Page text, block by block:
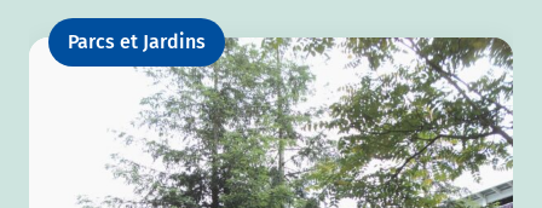
Parcs et Jardins